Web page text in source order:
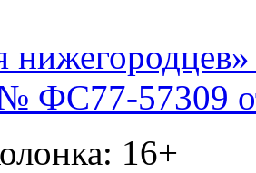
нижегородцев»
57309
16+